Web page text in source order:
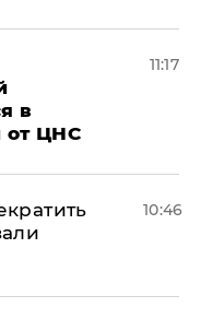
в
от ЦНС
11:17
10:46